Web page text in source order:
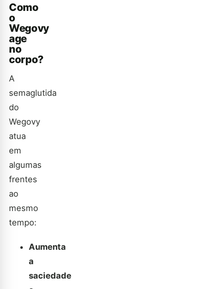
Como
o
Wegovy
age
no
corpo?
A
semaglutida
do
Wegovy
atua
em
algumas
frentes
ao
mesmo
tempo:
Aumenta
a
saciedade